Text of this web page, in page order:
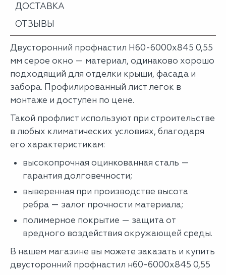
ДОСТАВКА
ОТЗЫВЫ
Двусторонний профнастил Н60-6000х845 0,55
мм серое окно — материал, одинаково хорошо
подходящий для отделки крыши, фасада и
забора. Профилированный лист легок в
монтаже и доступен по цене.
Такой профлист используют при строительстве
в любых климатических условиях, благодаря
его характеристикам:
высокопрочная оцинкованная сталь —
гарантия долговечности;
выверенная при производстве высота
ребра — залог прочности материала;
полимерное покрытие — защита от
вредного воздействия окружающей среды.
В нашем магазине вы можете заказать и купить
двусторонний профнастил н60-6000х845 0,55